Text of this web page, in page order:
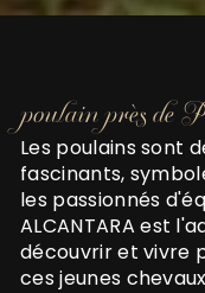
poulain près de
Les poulains sont
fascinants,
les passionnés
ALCANTARA est
découvrir et vivre
ces jeunes